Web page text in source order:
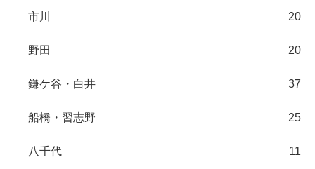
市川 20
野田 20
鎌ケ谷・白井 37
船橋・習志野 25
八千代 11